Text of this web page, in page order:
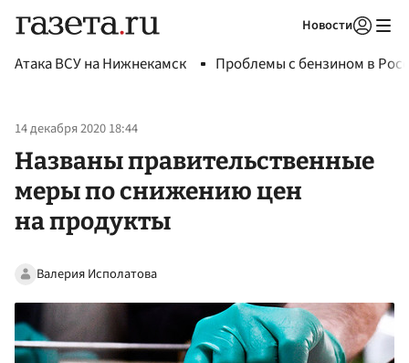
Новости
Атака ВСУ на Нижнекамск Проблемы с бензином в
14 декабря 2020 18:44
Названы правительственные
меры по снижению цен
на продукты
Валерия Исполатова